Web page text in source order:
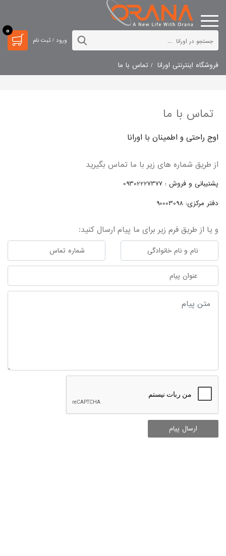
ورود / ثبت نام
0
فروشگاه اینترنتی اورانا تماس با ما
تماس با ما
اوج راحتی و اطمینان با اورانا
از طریق شماره های زیر با ما تماس بگیرید
پشتیبانی و فروش : 09302227377
دفتر مرکزی: 90003098
و یا از طریق فرم زیر برای ما پیام ارسال کنید:
ارسال پیام